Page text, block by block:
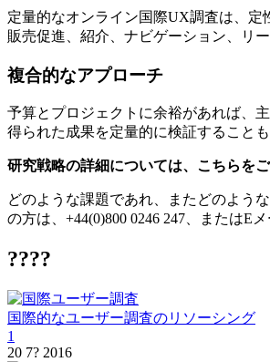
定量的なオンライン国際UX調査は、定
販売促進、紹介、ナビゲーション、リ
複合的なアプローチ
予算とプロジェクトに余裕があれば、
得られた成果を定量的に検証することも
研究戦略の詳細については、こちらを
どのような課題であれ、またどのよう
の方は、+44(0)800 0246 247、またはE
????
国際的なユーザー調査のリソーシング
1
20 7? 2016